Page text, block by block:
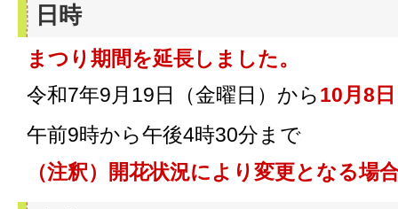
日時
まつり期間を延長しました。
令和7年9月19日（金曜日）から10月8
午前9時から午後4時30分まで
（注釈）開花状況により変更となる場